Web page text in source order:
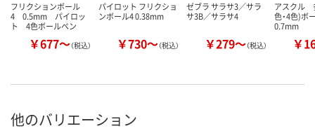
フリクションボール
4 0.5mm パイロッ
ト 4色ボールペン
￥677～（税込）
パイロット フリクショ
ンボール4 0.38mm
￥730～（税込）
ゼブラ サラサ3／サラ
サ3B／サラサ4
￥279～（税込）
アスクル
色・4色)
0.7mm
￥
他のバリエーション